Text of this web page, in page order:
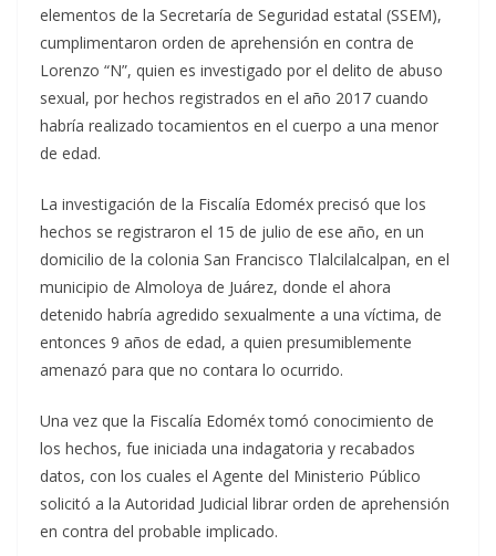
elementos de la Secretaría de Seguridad estatal (SSEM),
cumplimentaron orden de aprehensión en contra de
Lorenzo “N”, quien es investigado por el delito de abuso
sexual, por hechos registrados en el año 2017 cuando
habría realizado tocamientos en el cuerpo a una menor
de edad.
La investigación de la Fiscalía Edoméx precisó que los
hechos se registraron el 15 de julio de ese año, en un
domicilio de la colonia San Francisco Tlalcilalcalpan, en el
municipio de Almoloya de Juárez, donde el ahora
detenido habría agredido sexualmente a una víctima, de
entonces 9 años de edad, a quien presumiblemente
amenazó para que no contara lo ocurrido.
Una vez que la Fiscalía Edoméx tomó conocimiento de
los hechos, fue iniciada una indagatoria y recabados
datos, con los cuales el Agente del Ministerio Público
solicitó a la Autoridad Judicial librar orden de aprehensión
en contra del probable implicado.